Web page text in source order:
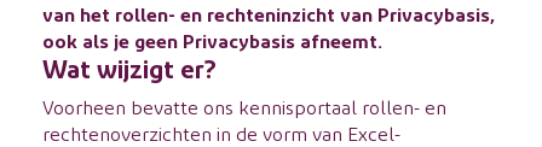
van het rollen- en rechteninzicht van Privacybasis,
ook als je geen Privacybasis afneemt.
Wat wijzigt er?
Voorheen bevatte ons kennisportaal rollen- en
rechtenoverzichten in de vorm van Excel-